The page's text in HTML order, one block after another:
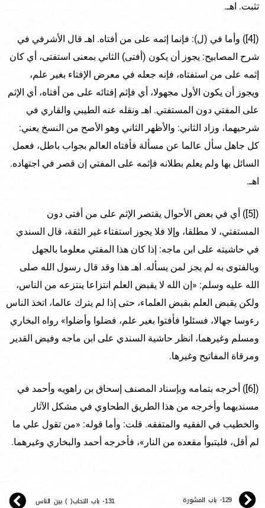
تثبت. اهـ.
([4]) وأما في (ل): فإنما إثمه على من أفتاه. اهـ قال الأشرفي في
شرح المصابيح: يجوز أن يكون (أفتى) الثاني بمعنى استفتى، أي كان
إثمه على من استفتاه، فإنه جعله في معرض الإفتاء بغير علم،
ويجوز أن يكون الأول مجهولا، أي فإثم إفتائه على من أفتاه، أي الإثم
على المفتي دون المستفتي. اهـ ونقله عنه الطيبي والقاري في
شرحيهما، وزاد الثاني: والأظهر الثاني وهو الأصح من النسخ يعني:
كل جاهل سأل عالما عن مسألة فأفتاه العالم بجواب باطل، فعمل
السائل بها ولم يعلم بطلانه فإثمه على المفتي إن قصر في اجتهاده.
اهـ.
([5]) أي في بعض الأحوال يقتصر الإثم على من أفتى دون
المستفتي، لا مطلقا، وإلا فلا يجوز استفتاء غير الثقة، قال السندي
في حاشيته على ابن ماجه: إذا كان هذا المفتي معلوما بالجهل
وبالفتوى به لم يجز لمن يسأله. اهـ هذا وقد قال رسول الله صلى
الله عليه وسلم: «إن الله لا يقبض العلم انتزاعا ينتزعه من الناس،
ولكن يقبض العلم بقبض العلماء، حتى إذا لم يترك عالما، اتخذ الناس
رءوسا جهالا، فسئلوا فأفتوا بغير علم، فضلوا وأضلوا» رواه البخاري
ومسلم وغيرهما، انظر حاشية السندي على ابن ماجه وفيض القدير
ومرقاة المفاتيح وغيرها.
([6]) أخرجه بتمامه وبإسناد المصنف إسحاق بن راهويه وأحمد في
مسنديهما وأخرجه من هذا الطريق الطحاوي في مشكل الآثار
والخطيب في الفقيه والمتفقه. قلت: وأما قوله: «من تقول علي ما
لم أقل، فليتبوأ مقعده من النار»، فأخرجه أحمد والبخاري وغيرهما.
129- باب المشورة 131- باب التحاب( ) بين الناس